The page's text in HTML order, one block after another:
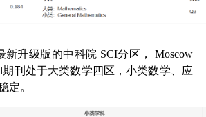
新升级版的中科院 SCI分区，
Moscow
期刊处于大类数学四区，小类数学、应
定。